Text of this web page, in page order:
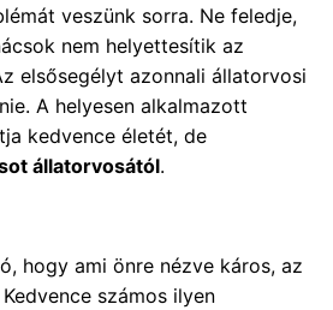
veszünk sorra. Ne feledje,
nem helyettesítik az
elsősegélyt azonnali állatorvosi
A helyesen alkalmazott
kedvence életét, de
állatorvosától.
hogy ami önre nézve káros, az
számos ilyen